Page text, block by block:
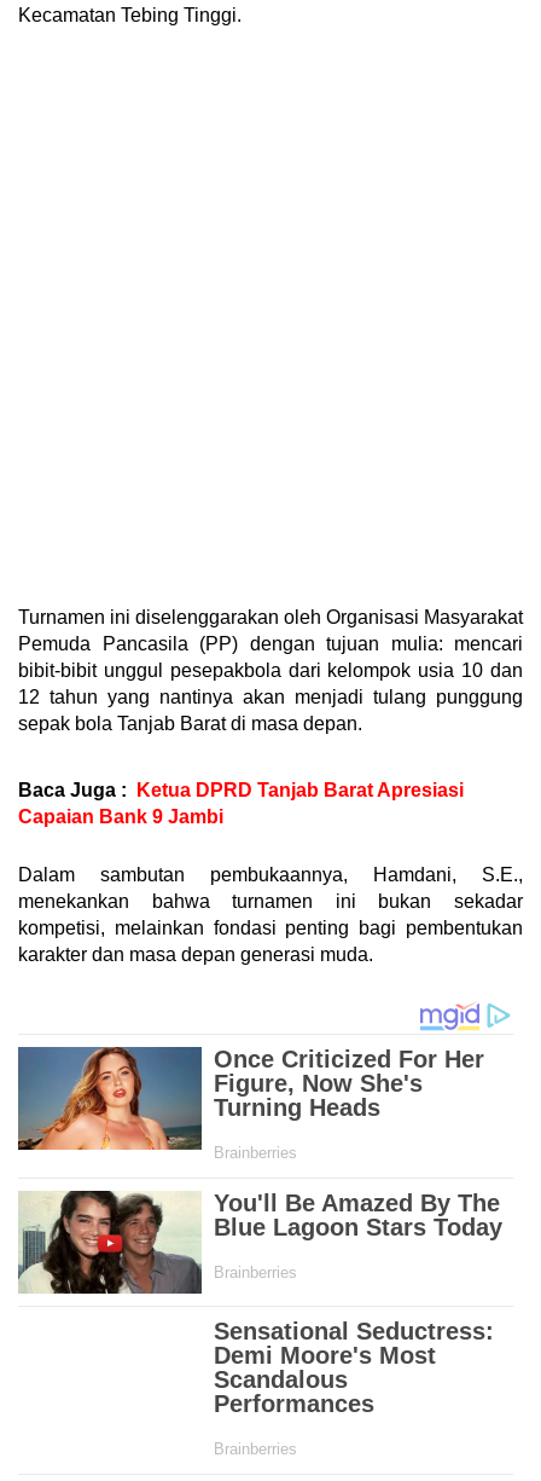
Kecamatan Tebing Tinggi.
Turnamen ini diselenggarakan oleh Organisasi Masyarakat
Pemuda Pancasila (PP) dengan tujuan mulia: mencari
bibit-bibit unggul pesepakbola dari kelompok usia 10 dan
12 tahun yang nantinya akan menjadi tulang punggung
sepak bola Tanjab Barat di masa depan.
Baca Juga :
Ketua DPRD Tanjab Barat Apresiasi
Capaian Bank 9 Jambi
Dalam sambutan pembukaannya, Hamdani, S.E.,
menekankan bahwa turnamen ini bukan sekadar
kompetisi, melainkan fondasi penting bagi pembentukan
karakter dan masa depan generasi muda.